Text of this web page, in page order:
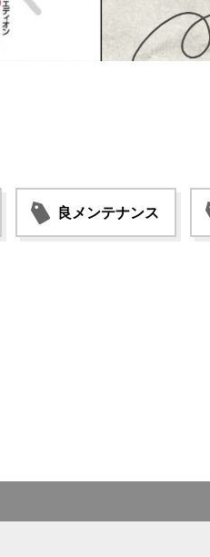
良メンテナンス